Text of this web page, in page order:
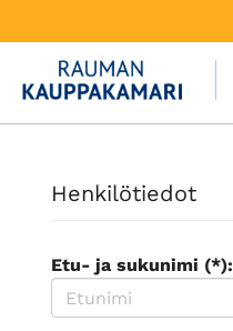
Henkilötiedot
Etu- ja sukunimi (*):